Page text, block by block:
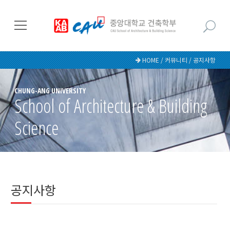
HOME / 커뮤니티 / 공지사항
CHUNG-ANG UNIVERSITY
School of Architecture & Building
Science
공지사항